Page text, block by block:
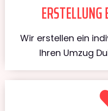
Wir erstellen ein
Ihren Umzug